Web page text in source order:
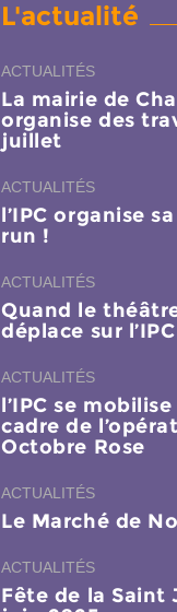
L'actualité
ACTUALITÉS
La mairie de
organise des
juillet
ACTUALITÉS
l’IPC organise
run !
ACTUALITÉS
Quand le
déplace sur l’IPC
ACTUALITÉS
l’IPC se
cadre de
Octobre Rose
ACTUALITÉS
Le Marché de
ACTUALITÉS
Fête de la Saint